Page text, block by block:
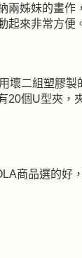
兩姊妹的畫作
起來非常方便
壞二組塑膠
20個U型夾，
商品選的好